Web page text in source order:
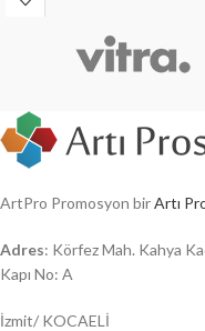
ArtPro Promosyon birArtı
Adres: Körfez Mah. Kahya
Kapı No: A
İzmit/ KOCAELİ